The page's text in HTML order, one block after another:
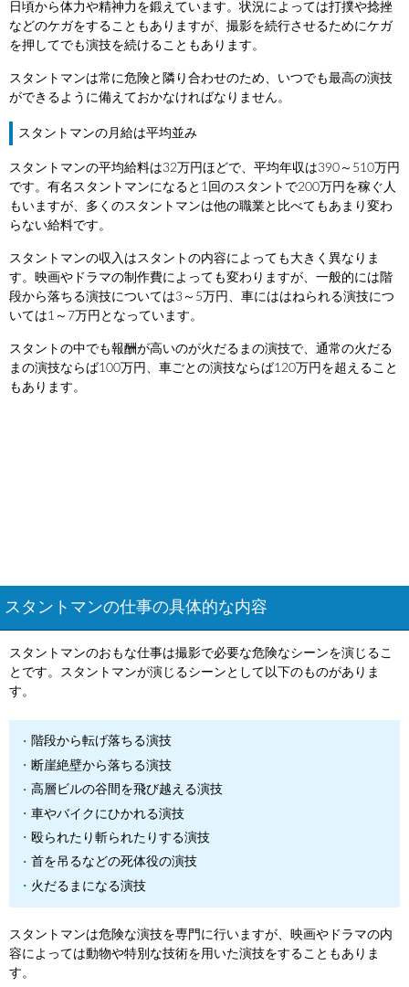
日頃から体力や精神力を鍛えています。状況によっては打撲や捻挫
などのケガをすることもありますが、撮影を続行させるためにケガ
を押してでも演技を続けることもあります。
スタントマンは常に危険と隣り合わせのため、いつでも最高の演技
ができるように備えておかなければなりません。
スタントマンの月給は平均並み
スタントマンの平均給料は32万円ほどで、平均年収は390～510万円
です。有名スタントマンになると1回のスタントで200万円を稼ぐ人
もいますが、多くのスタントマンは他の職業と比べてもあまり変わ
らない給料です。
スタントマンの収入はスタントの内容によっても大きく異なりま
す。映画やドラマの制作費によっても変わりますが、一般的には階
段から落ちる演技については3～5万円、車にははねられる演技につ
いては1～7万円となっています。
スタントの中でも報酬が高いのが火だるまの演技で、通常の火だる
まの演技ならば100万円、車ごとの演技ならば120万円を超えること
もあります。
スタントマンの仕事の具体的な内容
スタントマンのおもな仕事は撮影で必要な危険なシーンを演じるこ
とです。スタントマンが演じるシーンとして以下のものがありま
す。
階段から転げ落ちる演技
断崖絶壁から落ちる演技
高層ビルの谷間を飛び越える演技
車やバイクにひかれる演技
殴られたり斬られたりする演技
首を吊るなどの死体役の演技
火だるまになる演技
スタントマンは危険な演技を専門に行いますが、映画やドラマの内
容によっては動物や特別な技術を用いた演技をすることもありま
す。